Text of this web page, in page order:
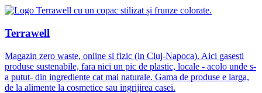
Terrawell
Magazin zero waste, online si fizic (in Cluj-Napoca). Aici gasesti
produse sustenabile, fara nici un pic de plastic, locale - acolo unde s-
a putut- din ingrediente cat mai naturale. Gama de produse e larga,
de la alimente la cosmetice sau ingrijirea casei.